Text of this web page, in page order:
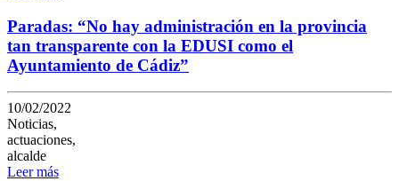
Paradas: “No hay administración en la provincia
tan transparente con la EDUSI como el
Ayuntamiento de Cádiz”
10/02/2022
Noticias,
actuaciones,
alcalde
Leer más